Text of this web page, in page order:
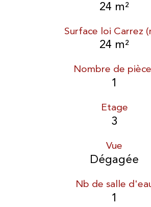
24 m²
Surface loi Carrez
24 m²
Nombre de
1
Etage
3
Vue
Dégagée
Nb de salle
1